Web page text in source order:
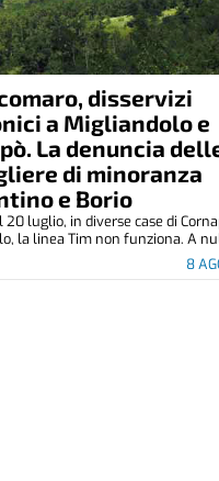
disservizi
a Migliandolo e
La denuncia
di minoranza
e Borio
8
20 luglio, in diverse case di
la linea Tim non funziona. A